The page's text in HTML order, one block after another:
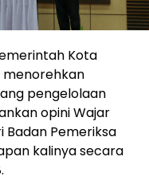
Kota
menorehkan
pengelolaan
opini Wajar
Badan Pemeriksa
kalinya secara